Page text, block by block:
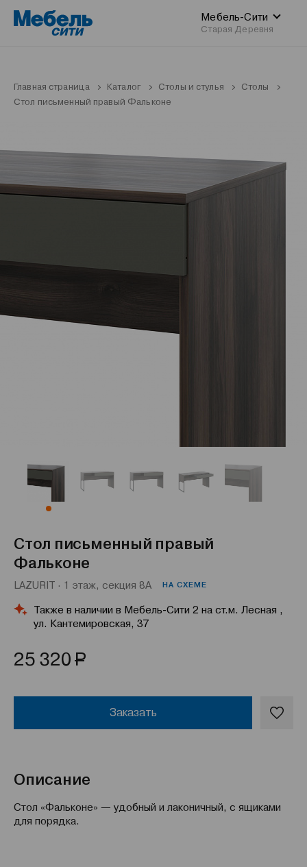
Мебель-Сити
Старая Деревня
Главная страница Каталог Столы и стулья
Столы
Стол письменный правый Фальконе
Стол письменный правый
Фальконе
LAZURIT · 1 этаж, секция 8А НА СХЕМЕ
Также в наличии в Мебель-Сити 2 на ст.м. Лесная ,
ул. Кантемировская, 37
25 320 Р
Заказать
Описание
Стол «Фальконе» — удобный и лаконичный, с ящиками
для порядка.